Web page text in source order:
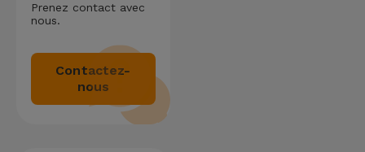
Prenez contact avec
nous.
Contactez-
nous